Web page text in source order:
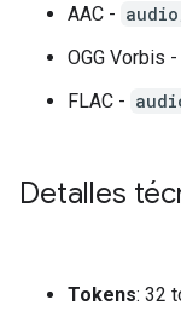
AAC -
OGG Vorbis -
FLAC -
Detalles
Tokens: 32